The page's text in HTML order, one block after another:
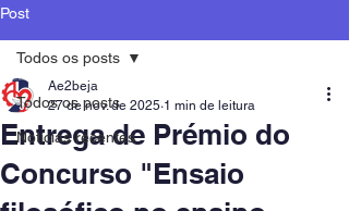
Post
Todos os posts
Notícias recentes
Todos os posts
Entrega de Prémio do
Concurso "Ensaio
Ae2beja
27 de nov. de 2025 1 min de leitura